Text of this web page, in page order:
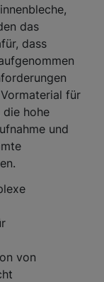
das
dass
für
die hohe
und
von